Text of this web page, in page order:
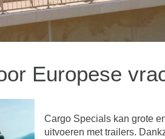
Europese
Cargo Specials kan grote
uitvoeren met trailers.